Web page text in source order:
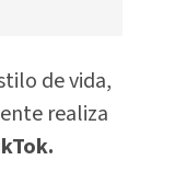
de vida,
realiza